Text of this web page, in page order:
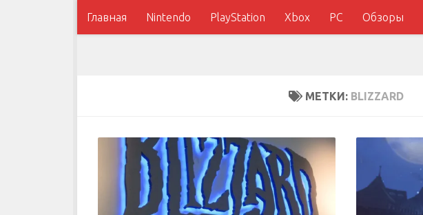
Главная Nintendo PlayStation Xbox PC Обзоры
МЕТКИ: BLIZZARD